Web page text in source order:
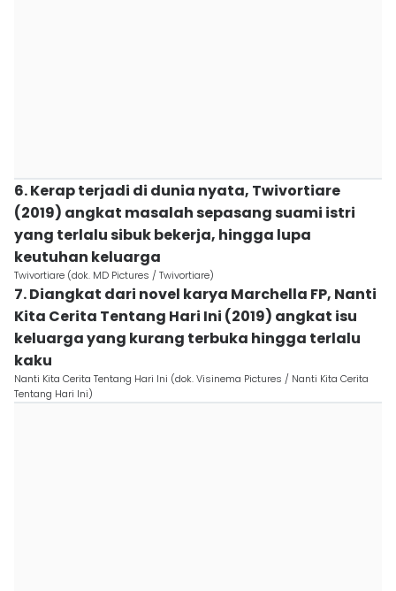
6. Kerap terjadi di dunia nyata, Twivortiare
(2019) angkat masalah sepasang suami istri
yang terlalu sibuk bekerja, hingga lupa
keutuhan keluarga
Twivortiare (dok. MD Pictures / Twivortiare)
7. Diangkat dari novel karya Marchella FP, Nanti
Kita Cerita Tentang Hari Ini (2019) angkat isu
keluarga yang kurang terbuka hingga terlalu
kaku
Nanti Kita Cerita Tentang Hari Ini (dok. Visinema Pictures / Nanti Kita Cerita
Tentang Hari Ini)